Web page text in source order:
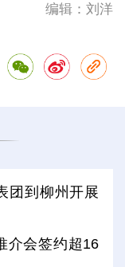
编辑：刘洋
团到柳州开展
介会签约超16